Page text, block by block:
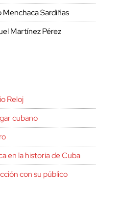
Sardiñas
Martínez Pérez
Reloj
cubano
en la historia de Cuba
con su público